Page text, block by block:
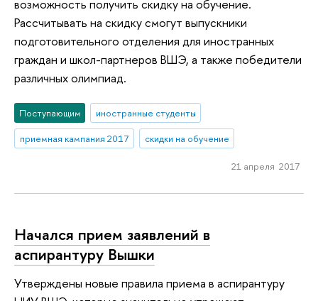
возможность получить скидку на обучение.
Рассчитывать на скидку смогут выпускники
подготовительного отделения для иностранных
граждан и школ-партнеров ВШЭ, а также победители
различных олимпиад.
Поступающим
иностранные студенты
приемная кампания 2017
скидки на обучение
21 апреля 2017
Начался прием заявлений в
аспирантуру Вышки
Утверждены новые правила приема в аспирантуру